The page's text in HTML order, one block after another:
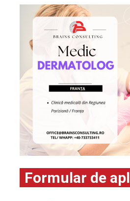
Formular de